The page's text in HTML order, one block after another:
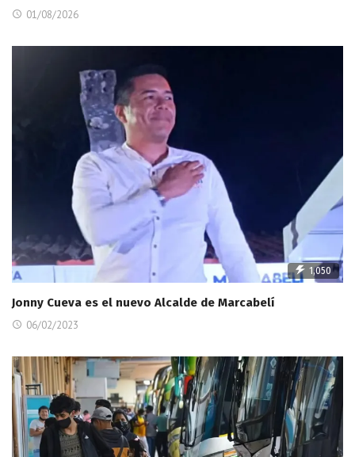
01/08/2026
1,050
Jonny Cueva es el nuevo Alcalde de Marcabelí
06/02/2023